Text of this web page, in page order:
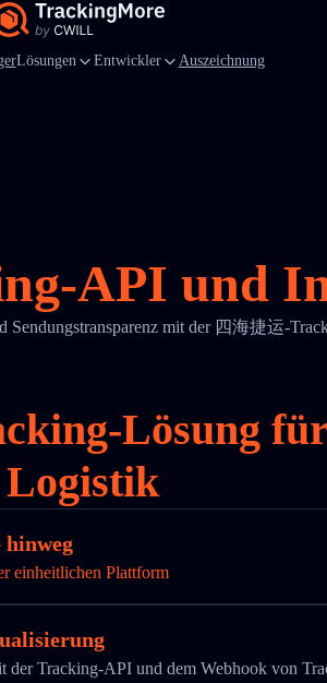
Lösungen Entwickler Auszeichnung
API und
Sendungstransparenz mit der 四海捷运-
Lösung
Logistik
hinweg
einheitlichen Plattform
der Tracking-API und dem Webhook von